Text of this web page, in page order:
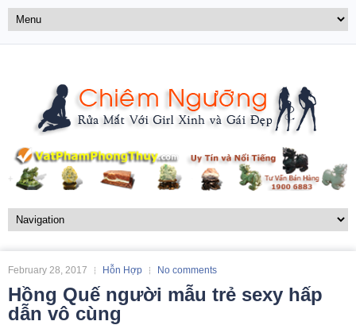
February 28, 2017 Hỗn Hợp No comments
Hồng Quế người mẫu trẻ sexy hấp
dẫn vô cùng